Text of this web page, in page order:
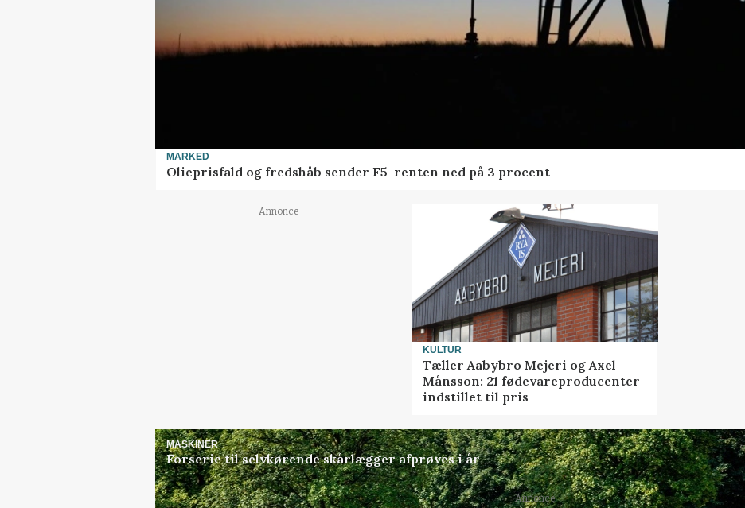
MARKED
Olieprisfald og fredshåb sender F5-renten ned på 3 procent
Annonce
KULTUR
Tæller Aabybro Mejeri og Axel
Månsson: 21 fødevareproducenter
indstillet til pris
MASKINER
Forserie til selvkørende skårlægger afprøves i år
Annonce